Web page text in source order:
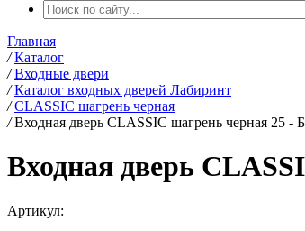
Главная
/ Каталог
/ Входные двери
/ Каталог входных дверей Лабиринт
/ CLASSIC шагрень черная
/ Входная дверь CLASSIC шагрень черная 25 -
Входная дверь
Артикул: